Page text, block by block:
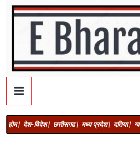
होम | देश-विदेश | छत्तीसगढ | मध्य प्रदेश | दतिया |